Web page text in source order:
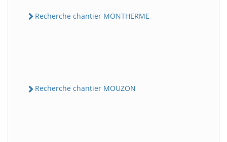
Recherche chantier MONTHERME
Recherche chantier MOUZON